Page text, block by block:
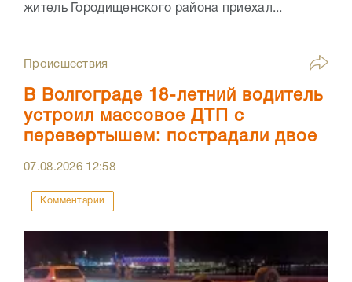
житель Городищенского района приехал...
Происшествия
В Волгограде 18-летний водитель
устроил массовое ДТП с
перевертышем: пострадали двое
07.08.2026 12:58
Комментарии